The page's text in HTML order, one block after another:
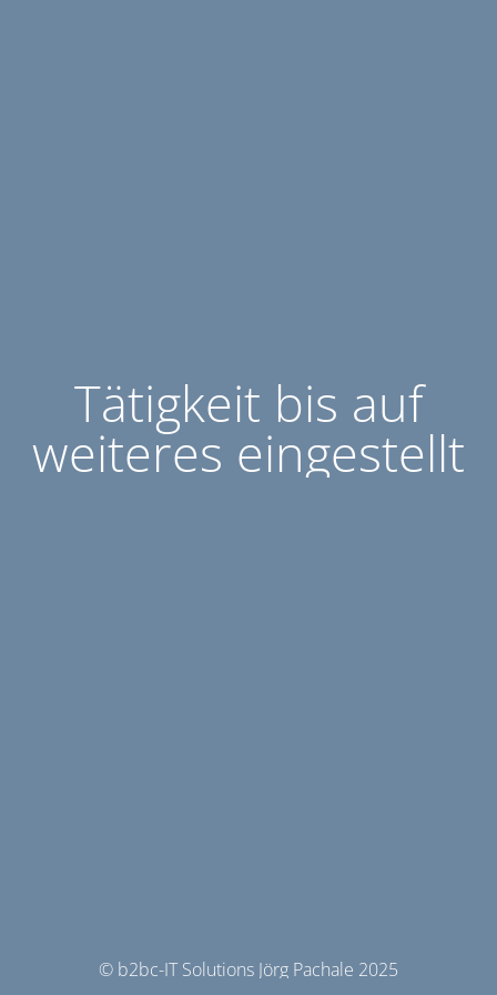
Tätigkeit bis auf
weiteres eingestellt
© b2bc-IT Solutions Jörg Pachale 2025